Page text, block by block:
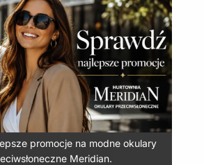
to modne okulary z ciemnymi
i kobiecym stylem.
Bizze polaryzacja POL-
200
zł 30,63 z VAT)
DODAJ DO KOSZYKA
promocje na modne okulary
Meridian.